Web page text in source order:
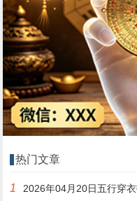
热门文章
1 2026年04月20日五行穿